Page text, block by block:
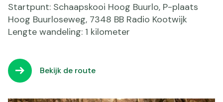
Startpunt: Schaapskooi Hoog Buurlo, P-plaats
Hoog Buurloseweg, 7348 BB Radio Kootwijk
Lengte wandeling: 1 kilometer
Bekijk de route